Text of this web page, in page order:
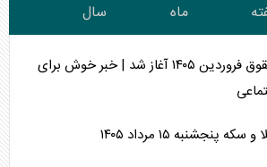
ماه سال
واریز مابه‌التفاوت حقوق فروردین ۱۴۰۵ آغاز شد | خبر خوش برای
۱۵ مرداد ۱۴۰۵